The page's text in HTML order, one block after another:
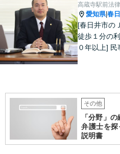
高蔵寺駅前法
愛知県|春
[春日井市の
徒歩１分の
０年以上] 民
善の解決と
ます。 一お
したらお気
い。
その他
「分野」
弁護士を
説明書